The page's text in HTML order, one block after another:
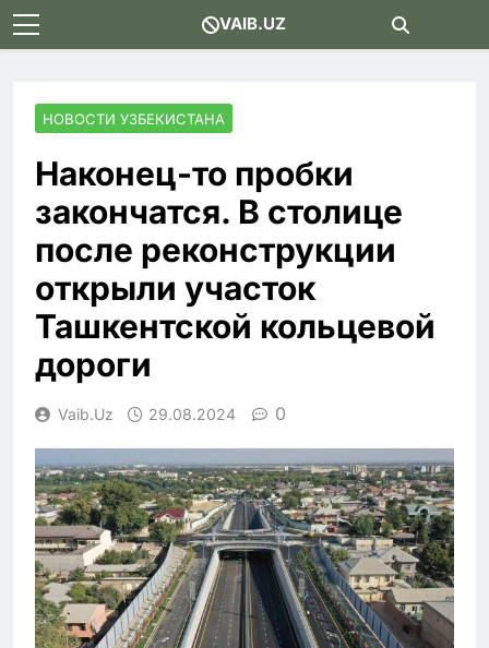
Skip
to
VAIB.UZ
НОВОСТИ УЗБЕКИСТАНА
Наконец-то пробки
закончатся. В столице
после реконструкции
открыли участок
Ташкентской кольцевой
дороги
Vaib.uz 29.08.2024 0